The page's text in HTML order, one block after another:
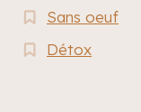
Sans oeuf
Détox